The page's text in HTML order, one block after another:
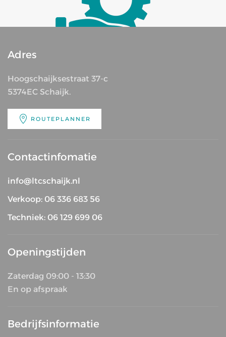
Adres
Hoogschaijksestraat 37-c
5374EC Schaijk.
ROUTEPLANNER
Contactinfomatie
info@ltcschaijk.nl
Verkoop: 06 336 683 56
Techniek: 06 129 699 06
Openingstijden
Zaterdag 09:00 - 13:30
En op afspraak
Bedrijfsinformatie